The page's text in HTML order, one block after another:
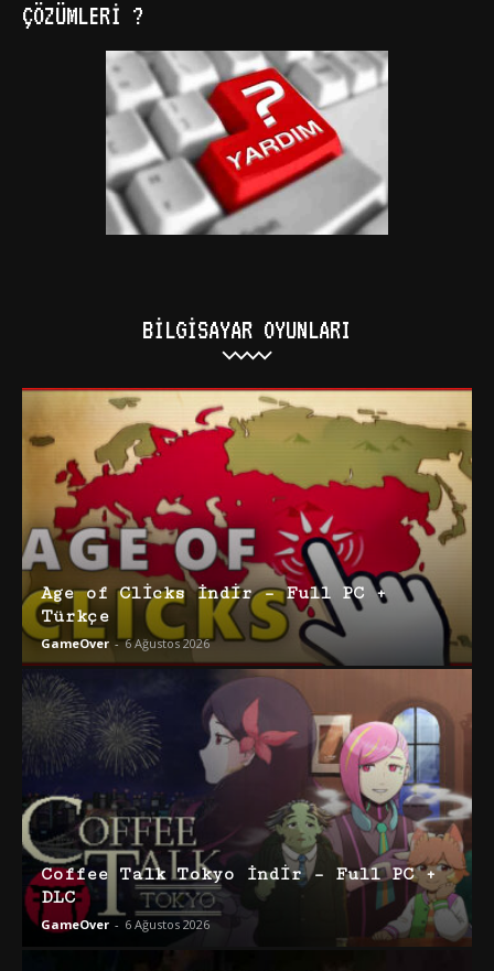
ÇÖZÜMLERI ?
BILGISAYAR OYUNLARI
Age of Clicks İndir – Full PC +
Türkçe
GameOver - 6 Ağustos 2026
Coffee Talk Tokyo İndir – Full PC +
DLC
GameOver - 6 Ağustos 2026